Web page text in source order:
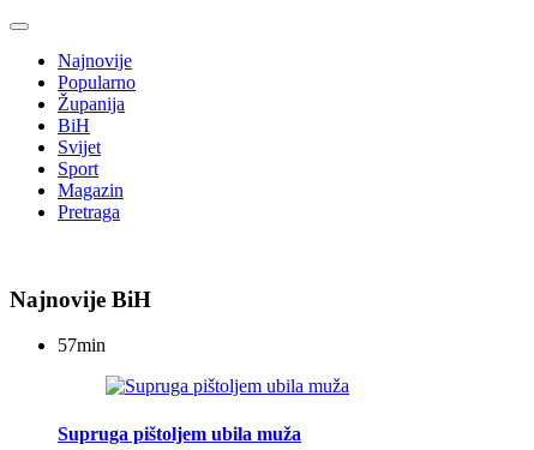
Najnovije
Popularno
Županija
BiH
Svijet
Sport
Magazin
Pretraga
Najnovije BiH
57min
Supruga pištoljem ubila muža